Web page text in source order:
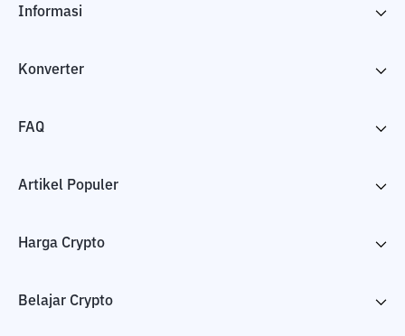
Informasi
Konverter
FAQ
Artikel Populer
Harga Crypto
Belajar Crypto